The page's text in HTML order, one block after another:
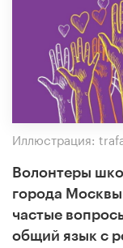
Иллюстрация:
Волонтеры
города
частые
общий язык с